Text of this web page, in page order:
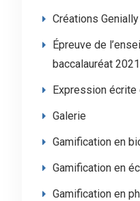
Créations Genially
Épreuve de
baccalauréat 2021
Expression écrite
Galerie
Gamification en
Gamification en
Gamification en